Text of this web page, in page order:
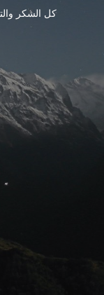
كل الشكر